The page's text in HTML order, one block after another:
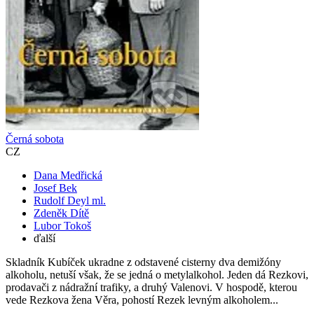
Černá sobota
CZ
Dana Medřická
Josef Bek
Rudolf Deyl ml.
Zdeněk Dítě
Lubor Tokoš
ďalší
Skladník Kubíček ukradne z odstavené cisterny dva demižóny
alkoholu, netuší však, že se jedná o metylalkohol. Jeden dá Rezkovi,
prodavači z nádražní trafiky, a druhý Valenovi. V hospodě, kterou
vede Rezkova žena Věra, pohostí Rezek levným alkoholem...